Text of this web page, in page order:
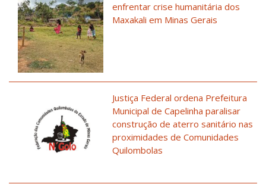
enfrentar crise humanitária dos
Maxakali em Minas Gerais
Justiça Federal ordena Prefeitura
Municipal de Capelinha paralisar
construção de aterro sanitário nas
proximidades de Comunidades
Quilombolas